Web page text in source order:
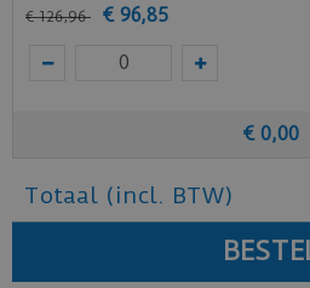
Benieuwd hoe deze
mFLOR.
€ 126,96 € 96,85
€ 0,00
Totaal (incl. BTW)